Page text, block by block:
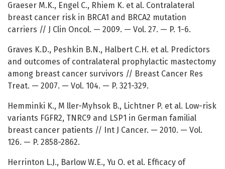
Graeser M.K., Engel C., Rhiem K. et al. Contralateral
breast cancer risk in BRCA1 and BRCA2 mutation
carriers // J Clin Oncol. — 2009. — Vol. 27. — P. 1-6.
Graves K.D., Peshkin B.N., Halbert C.H. et al. Predictors
and outcomes of contralateral prophylactic mastectomy
among breast cancer survivors // Breast Cancer Res
Treat. — 2007. — Vol. 104. — P. 321-329.
Hemminki K., M ller-Myhsok B., Lichtner P. et al. Low-risk
variants FGFR2, TNRC9 and LSP1 in German familial
breast cancer patients // Int J Cancer. — 2010. — Vol.
126. — P. 2858-2862.
Herrinton L.J., Barlow W.E., Yu O. et al. Efficacy of